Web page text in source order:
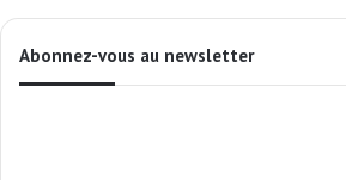
Abonnez-vous au newsletter